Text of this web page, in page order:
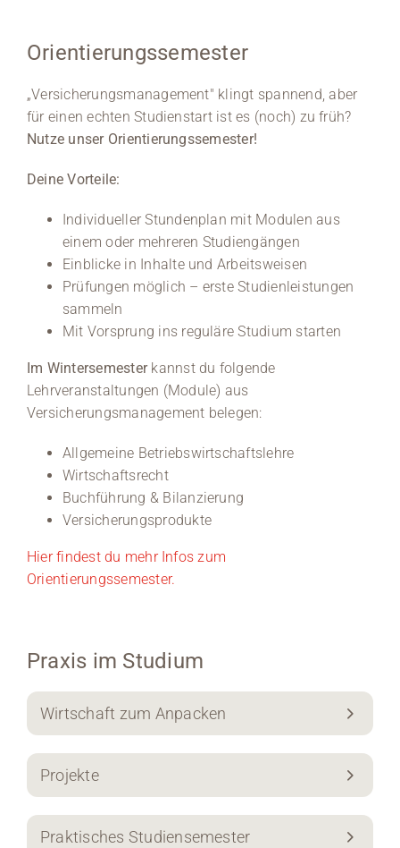
Orientierungssemester
„Versicherungsmanagement" klingt spannend, aber
für einen echten Studienstart ist es (noch) zu früh?
Nutze unser Orientierungssemester!
Deine Vorteile:
Individueller Stundenplan mit Modulen aus
einem oder mehreren Studiengängen
Einblicke in Inhalte und Arbeitsweisen
Prüfungen möglich – erste Studienleistungen
sammeln
Mit Vorsprung ins reguläre Studium starten
Im Wintersemesterkannst du folgende
Lehrveranstaltungen (Module) aus
Versicherungsmanagement belegen:
Allgemeine Betriebswirtschaftslehre
Wirtschaftsrecht
Buchführung & Bilanzierung
Versicherungsprodukte
Hier findest du mehr Infos zum
Orientierungssemester.
Praxis im Studium
Wirtschaft zum Anpacken
Projekte
Praktisches Studiensemester